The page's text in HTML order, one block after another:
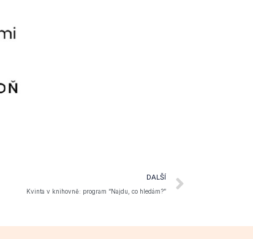
DALŠÍ
Kvinta v knihovně: program “Najdu, co hledám?”